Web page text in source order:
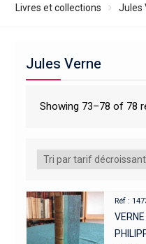
Livres et collections Jules
Jules Verne
Showing 73–78 of 78
Réf :